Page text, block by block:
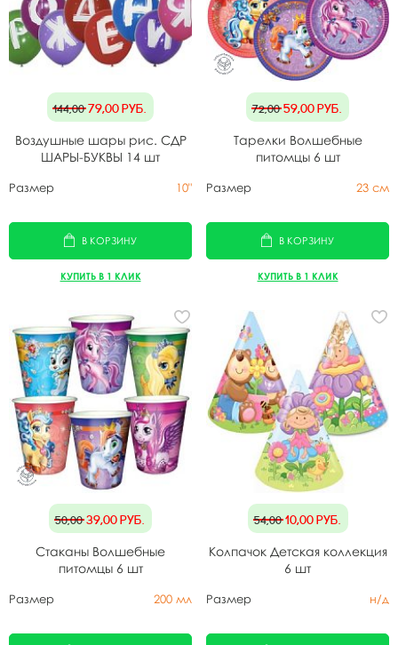
144,0079,00руб.
Воздушные шары рис. СДР
ШАРЫ-БУКВЫ 14 шт
Размер 10"
В КОРЗИНУ
КУПИТЬ В 1 КЛИК
72,0059,00руб.
Тарелки Волшебные
питомцы 6 шт
Размер 23 см
В КОРЗИНУ
КУПИТЬ В 1 КЛИК
50,0039,00руб.
Стаканы Волшебные
питомцы 6 шт
Размер 200 мл
54,0010,00руб.
Колпачок Детская коллекция
6 шт
Размер н/д